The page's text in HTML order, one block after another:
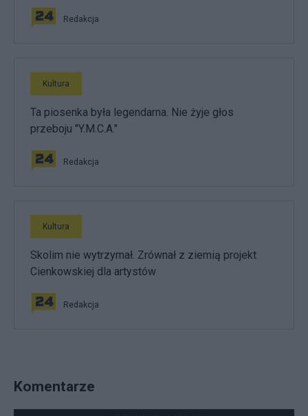
Redakcja
Kultura
Ta piosenka była legendarna. Nie żyje głos
przeboju "Y.M.C.A."
Redakcja
Kultura
Skolim nie wytrzymał. Zrównał z ziemią projekt
Cienkowskiej dla artystów
Redakcja
Komentarze